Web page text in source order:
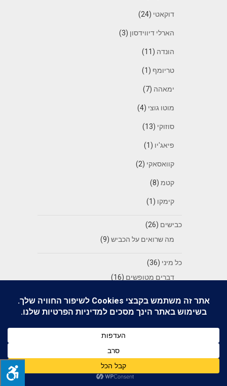
דוקאטי (24)
הארלי דיווידסון (3)
הונדה (11)
טריומף (1)
ימאהה (7)
מוטו גוצי (4)
סוזוקי (13)
פיאג'יו (1)
קוואסאקי (2)
קטמ(8)
קימקו (1)
כבישים (26)
מה שרואים על הכביש(9)
כל מיני (36)
דברים מטופשים (16)
דברים מצחיקים(7)
כללי(36)
מאבקי הרוכבים(65)